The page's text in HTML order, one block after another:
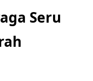
Seru